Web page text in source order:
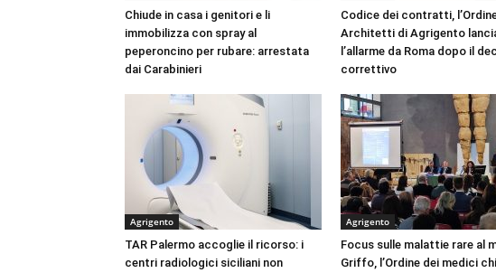
Chiude in casa i genitori e li
immobilizza con spray al
peperoncino per rubare: arrestata
dai Carabinieri
Codice dei contratti,
Architetti di Agrigento
l’allarme da Roma dopo il
correttivo
Agrigento
TAR Palermo accoglie il ricorso: i
centri radiologici siciliani non
Agrigento
Focus sulle malattie rare al
Griffo, l’Ordine dei medici